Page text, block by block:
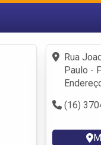
Fazer
Criar
Rua
Paulo -
(16)